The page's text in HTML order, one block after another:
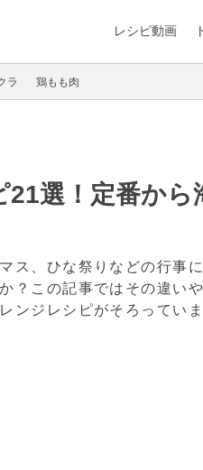
レシピ動画
ラ 鶏もも肉
選！定番から
ス、ひな祭りなどの行事
？この記事ではその違い
ンジレシピがそろってい